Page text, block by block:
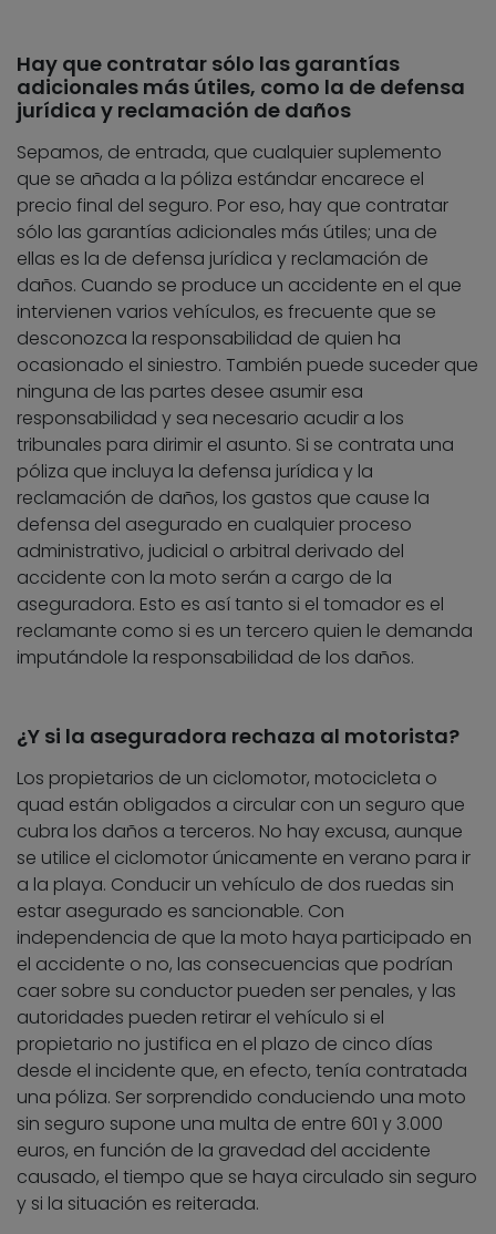
Hay que contratar sólo las garantías
adicionales más útiles, como la de defensa
jurídica y reclamación de daños
Sepamos, de entrada, que cualquier suplemento
que se añada a la póliza estándar encarece el
precio final del seguro. Por eso, hay que contratar
sólo las garantías adicionales más útiles; una de
ellas es la de defensa jurídica y reclamación de
daños. Cuando se produce un accidente en el que
intervienen varios vehículos, es frecuente que se
desconozca la responsabilidad de quien ha
ocasionado el siniestro. También puede suceder que
ninguna de las partes desee asumir esa
responsabilidad y sea necesario acudir a los
tribunales para dirimir el asunto. Si se contrata una
póliza que incluya la defensa jurídica y la
reclamación de daños, los gastos que cause la
defensa del asegurado en cualquier proceso
administrativo, judicial o arbitral derivado del
accidente con la moto serán a cargo de la
aseguradora. Esto es así tanto si el tomador es el
reclamante como si es un tercero quien le demanda
imputándole la responsabilidad de los daños.
¿Y si la aseguradora rechaza al motorista?
Los propietarios de un ciclomotor, motocicleta o
quad están obligados a circular con un seguro que
cubra los daños a terceros. No hay excusa, aunque
se utilice el ciclomotor únicamente en verano para ir
a la playa. Conducir un vehículo de dos ruedas sin
estar asegurado es sancionable. Con
independencia de que la moto haya participado en
el accidente o no, las consecuencias que podrían
caer sobre su conductor pueden ser penales, y las
autoridades pueden retirar el vehículo si el
propietario no justifica en el plazo de cinco días
desde el incidente que, en efecto, tenía contratada
una póliza. Ser sorprendido conduciendo una moto
sin seguro supone una multa de entre 601 y 3.000
euros, en función de la gravedad del accidente
causado, el tiempo que se haya circulado sin seguro
y si la situación es reiterada.